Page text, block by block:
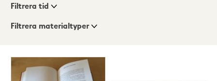
Visningsläge
Lista
Karta
Filtrera tid
Filtrera materialtyper
träffar